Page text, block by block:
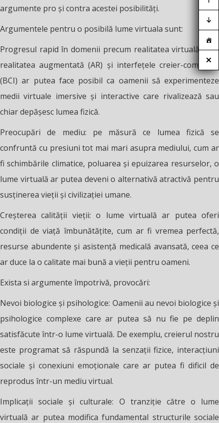
argumente pro și contra acestei posibilități.
Argumentele pentru o posibilă lume virtuala sunt:
Progresul rapid în domenii precum realitatea virtuală (VR),
realitatea augmentată (AR) și interfețele creier-computer
(BCI) ar putea face posibil ca oamenii să experimenteze
medii virtuale imersive și interactive care rivalizează sau
chiar depășesc lumea fizică.
Preocupări de mediu: pe măsură ce lumea fizică se
confruntă cu presiuni tot mai mari asupra mediului, cum ar
fi schimbările climatice, poluarea și epuizarea resurselor, o
lume virtuală ar putea deveni o alternativă atractivă pentru
susținerea vieții și civilizației umane.
Creșterea calității vieții: o lume virtuală ar putea oferi
condiții de viață îmbunătățite, cum ar fi vremea perfectă,
resurse abundente și asistență medicală avansată, ceea ce
ar duce la o calitate mai bună a vieții pentru oameni.
Exista si argumente împotrivă, provocări:
Nevoi biologice și psihologice: Oamenii au nevoi biologice și
psihologice complexe care ar putea să nu fie pe deplin
satisfăcute într-o lume virtuală. De exemplu, creierul nostru
este programat să răspundă la senzații fizice, interacțiuni
sociale și conexiuni emoționale care ar putea fi dificil de
reprodus într-un mediu virtual.
Implicații sociale și culturale: O tranziție către o lume
virtuală ar putea modifica fundamental structurile sociale